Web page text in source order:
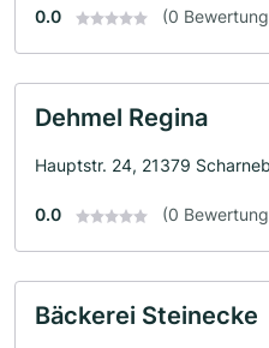
0.0 (0
Dehmel Regina
Hauptstr. 24, 21379
0.0 (0
Bäckerei Steinecke